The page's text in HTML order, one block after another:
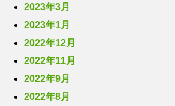
2023年3月
2023年1月
2022年12月
2022年11月
2022年9月
2022年8月